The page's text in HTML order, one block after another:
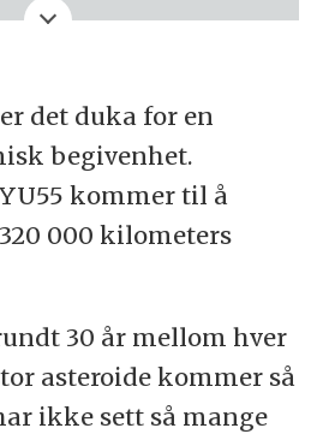
det duka for en
begivenhet.
kommer til å
000 kilometers
30 år mellom hver
asteroide kommer så
ikke sett så mange